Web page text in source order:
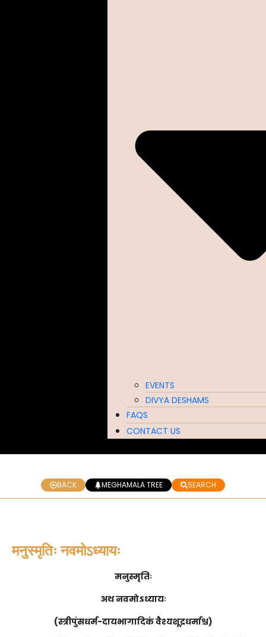
EVENTS
DIVYA DESHAMS
FAQS
CONTACT US
BACK MEGHAMALA TREE SEARCH
मनुस्मृतिः नवमोऽध्यायः
मनुस्मृतिः
अथ नवमोऽध्यायः
(स्त्रीपुंसधर्म-दायभागादिकं वैश्यशूद्रधर्माश्च)